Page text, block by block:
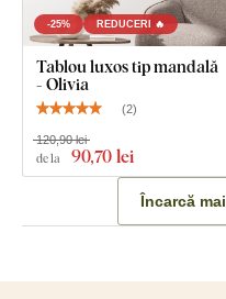
-25% REDUCERI 🔥
Tablou luxos tip mandală
- Olivia
(2)
de la 90,70 lei
120,90 lei
Încarcă